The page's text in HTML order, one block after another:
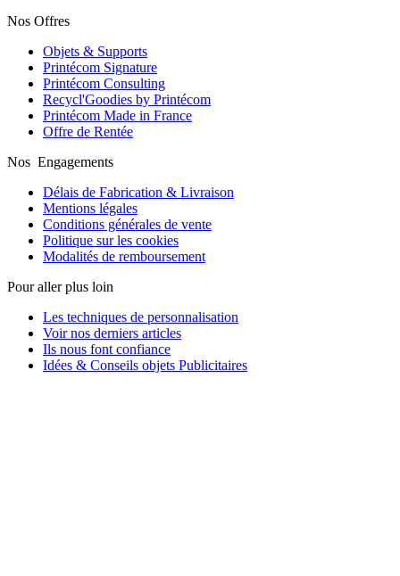
Nos Offres
Objets & Supports
Printécom Signature
Printécom Consulting
Recycl'Goodies by Printécom
Printécom Made in France
Offre de Rentée
Nos Engagements
Délais de Fabrication & Livraison
Mentions légales
Conditions générales de vente
Politique sur les cookies
Modalités de remboursement
Pour aller plus loin
Les techniques de personnalisation
Voir nos derniers articles
Ils nous font confiance
Idées & Conseils objets Publicitaires